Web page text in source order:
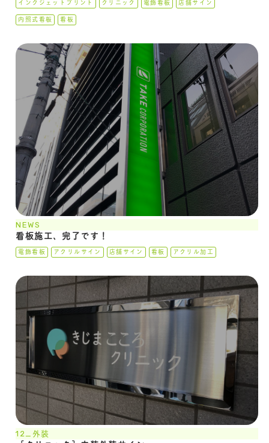
インクジェットプリント クリニック 電飾看板 店舗サイン
内照式看板 看板
NEWS
看板施工、完了です！
電飾看板 アクリルサイン 店舗サイン 看板 アクリル加工
12_外装